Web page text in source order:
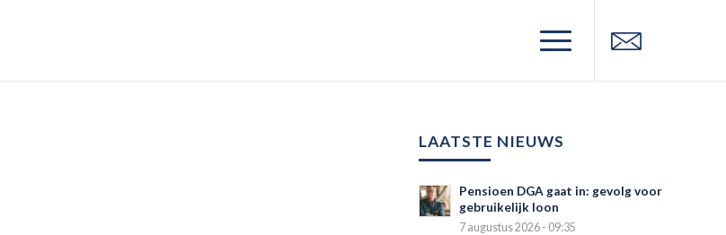
LAATSTE NIEUWS
Pensioen DGA gaat in: gevolg voor
gebruikelijk loon
7 augustus 2026 - 09:35